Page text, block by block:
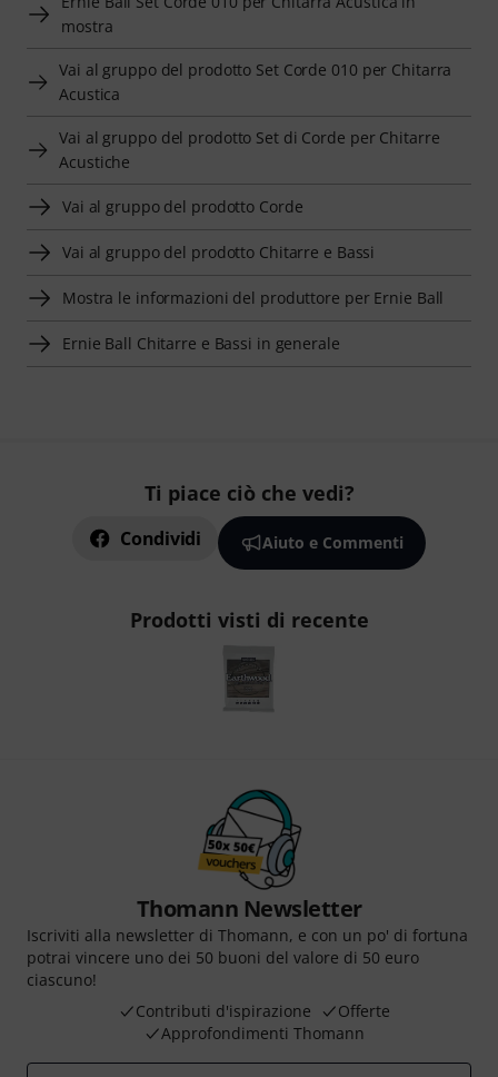
mostra
Vai al gruppo del prodotto Set Corde 010 per Chitarra
Acustica
Vai al gruppo del prodotto Set di Corde per Chitarre
Acustiche
Vai al gruppo del prodotto Corde
Vai al gruppo del prodotto Chitarre e Bassi
Mostra le informazioni del produttore per Ernie Ball
Ernie Ball Chitarre e Bassi in generale
Ti piace ciò che vedi?
Condividi Aiuto e Commenti
Prodotti visti di recente
Thomann Newsletter
Iscriviti alla newsletter di Thomann, e con un po' di fortuna
potrai vincere uno dei 50 buoni del valore di 50 euro
ciascuno!
Contributi d'ispirazione
Offerte
Approfondimenti Thomann